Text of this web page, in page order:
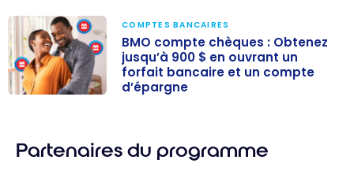
Obtenez
COMPTES BANCAIRES
BMO compte chèques : Obtenez
jusqu’à 900 $ en ouvrant un
forfait bancaire et un compte
d’épargne
Partenaires du programme